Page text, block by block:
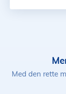
Med den rette